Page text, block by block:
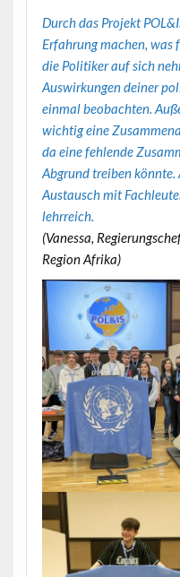
Durch das Projekt
Erfahrung machen, was
die Politiker auf sich
Auswirkungen deiner
einmal beobachten.
wichtig eine
da eine fehlende
Abgrund treiben
Austausch mit
lehrreich.
(Vanessa,
Region Afrika)